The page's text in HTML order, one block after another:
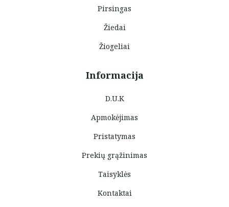
Pirsingas
Žiedai
Žiogeliai
Informacija
D.U.K
Apmokėjimas
Pristatymas
Prekių grąžinimas
Taisyklės
Kontaktai